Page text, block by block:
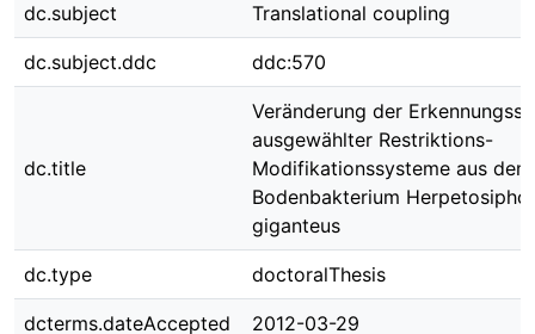
dc.subject Translational coupling
dc.subject.ddc ddc:570
dc.title
Veränderung der
ausgewählter Restriktions-
Modifikationssysteme aus dem
Bodenbakterium
giganteus
dc.type doctoralThesis
dcterms.dateAccepted 2012-03-29